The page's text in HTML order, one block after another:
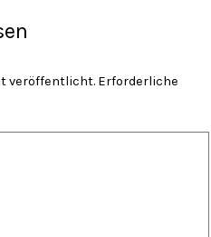
veröffentlicht. Erforderliche